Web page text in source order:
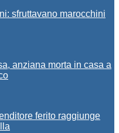
sfruttavano marocchini
anziana morta in casa a
ferito raggiunge